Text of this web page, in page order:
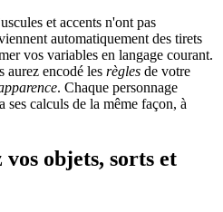
et accents n'ont pas
automatiquement des tirets
vos variables en langage courant.
aurez encodé les règles de votre
. Chaque personnage
calculs de la même façon, à
objets, sorts et